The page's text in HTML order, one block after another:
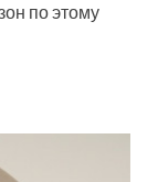
по этому